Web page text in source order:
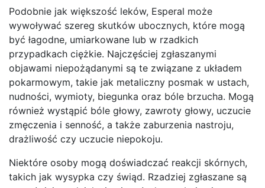
Podobnie jak większość leków, Esperal może
wywoływać szereg skutków ubocznych, które mogą
być łagodne, umiarkowane lub w rzadkich
przypadkach ciężkie. Najczęściej zgłaszanymi
objawami niepożądanymi są te związane z układem
pokarmowym, takie jak metaliczny posmak w ustach,
nudności, wymioty, biegunka oraz bóle brzucha. Mogą
również wystąpić bóle głowy, zawroty głowy, uczucie
zmęczenia i senność, a także zaburzenia nastroju,
drażliwość czy uczucie niepokoju.
Niektóre osoby mogą doświadczać reakcji skórnych,
takich jak wysypka czy świąd. Rzadziej zgłaszane są